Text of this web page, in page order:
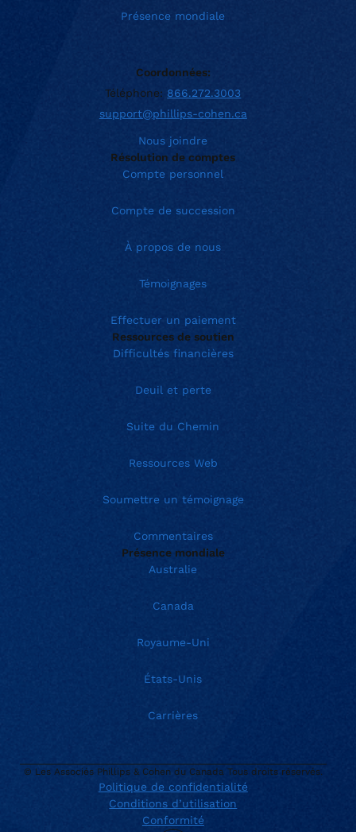
Current location:
Canada (Français)
. Activate to select a different location.
Présence mondiale
Coordonnées:
Téléphone: 866.272.3003
support@phillips-cohen.ca
Nous joindre
Résolution de comptes
Compte personnel
Compte de succession
À propos de nous
Témoignages
Effectuer un paiement
Ressources de soutien
Difficultés financières
Deuil et perte
Suite du Chemin
Ressources Web
Soumettre un témoignage
Commentaires
Présence mondiale
Australie
Canada
Royaume-Uni
États-Unis
Carrières
© Les Associés Phillips & Cohen du Canada Tous droits réservés.
Politique de confidentialité
Conditions d’utilisation
Conformité